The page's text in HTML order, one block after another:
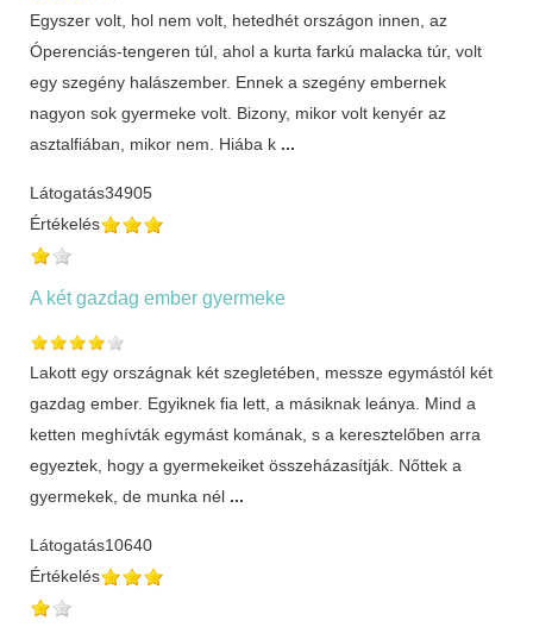
Egyszer volt, hol nem volt, hetedhét országon innen, az
Óperenciás-tengeren túl, ahol a kurta farkú malacka túr, volt
egy szegény halászember. Ennek a szegény embernek
nagyon sok gyermeke volt. Bizony, mikor volt kenyér az
asztalfiában, mikor nem. Hiába k ...
Látogatás34905
Értékelés
A két gazdag ember gyermeke
Lakott egy országnak két szegletében, messze egymástól két
gazdag ember. Egyiknek fia lett, a másiknak leánya. Mind a
ketten meghívták egymást komának, s a keresztelőben arra
egyeztek, hogy a gyermekeiket összeházasítják. Nőttek a
gyermekek, de munka nél ...
Látogatás10640
Értékelés